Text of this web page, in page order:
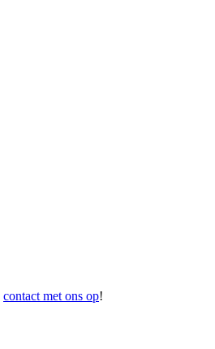
contact met ons op!